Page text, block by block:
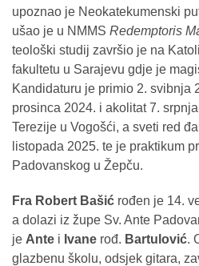
upoznao je Neokatekumenski
ušao je u NMMS Redemptoris
teološki studij završio je na
fakultetu u Sarajevu gdje je
Kandidaturu je primio 2. svibnja
prosinca 2024. i akolitat 7.
Terezije u Vogošći, a sveti red
listopada 2025. te je praktikum
Padovanskog u Žepču.
Fra Robert Bašić rođen je 14.
a dolazi iz župe Sv. Ante
je Ante i Ivane rođ. Bartulović.
glazbenu školu, odsjek gitara,